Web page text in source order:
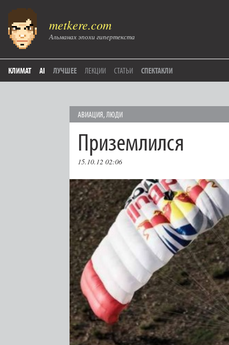
metkere.com
Альманах эпохи гипертекста
КЛИМАТ AI ЛУЧШЕЕ ЛЕКЦИИ СТАТЬИ СПЕКТАКЛИ
АВИАЦИЯ,ЛЮДИ
Приземлился
15.10.12 02:06